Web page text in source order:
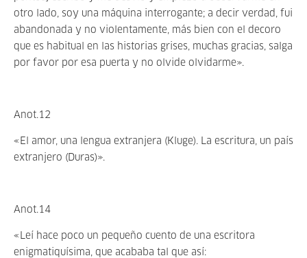
otro lado, soy una máquina interrogante; a decir verdad, fui
abandonada y no violentamente, más bien con el decoro
que es habitual en las historias grises, muchas gracias, salga
por favor por esa puerta y no olvide olvidarme».
Anot.12
«El amor, una lengua extranjera (Kluge). La escritura, un país
extranjero (Duras)».
Anot.14
«Leí hace poco un pequeño cuento de una escritora
enigmatiquísima, que acababa tal que así: